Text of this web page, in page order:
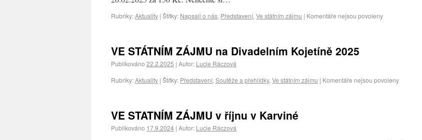
Rubriky:Aktuality | Štítky: Napsali o nás, Představení, Ve státním zájmu | Komentáře nejsou povoleny
VE STÁTNÍM ZÁJMU na Divadelním Kojetíně 2025
Publikováno 22.2.2025 | Autor: Lucie Ráczová
Rubriky:Aktuality | Štítky: Představení, Soutěže a přehlídky, Ve státním zájmu | Komentáře nejsou povoleny
VE STATNÍM ZÁJMU v říjnu v Karviné
Publikováno 17.9.2024 | Autor: Lucie Ráczová